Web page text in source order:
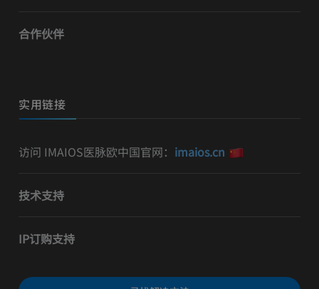
合作伙伴
实用链接
访问 IMAIOS医脉欧中国官网： imaios.cn
技术支持
IP订购支持